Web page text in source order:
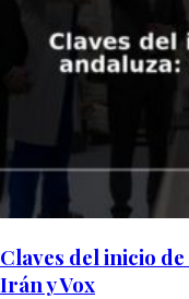
Claves del inicio
Irán y Vox